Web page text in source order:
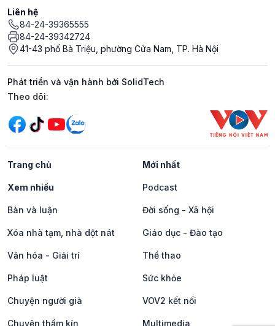
Liên hệ
84-24-39365555
84-24-39342724
41-43 phố Bà Triệu, phường Cửa Nam, TP. Hà Nội
Phát triển và vận hành bởi SolidTech
Mạng xã hội
Theo dõi:
Trang chủ Mới nhất
Xem nhiều Podcast
Bàn và luận Đời sống - Xã hội
Xóa nhà tạm, nhà dột nát Giáo dục - Đào tạo
Văn hóa - Giải trí Thể thao
Pháp luật Sức khỏe
Chuyện người già VOV2 kết nối
Chuyện thầm kín Multimedia